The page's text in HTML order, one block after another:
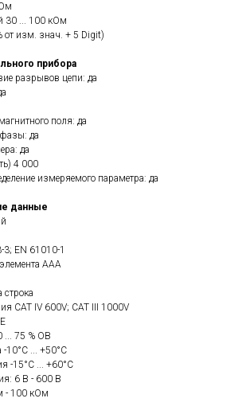
30 ... 100 кОм
от изм. знач. + 5 Digit)
прибора
разрывов цепи: да
поля: да
да
да
4 000
измеряемого параметра: да
данные
EN 61010-1
ААА
строка
CAT IV 600V; CAT III 1000V
... 75 % ОВ
-10°C ... +50°C
-15°C ... +60°C
6 В - 600 В
- 100 кОм